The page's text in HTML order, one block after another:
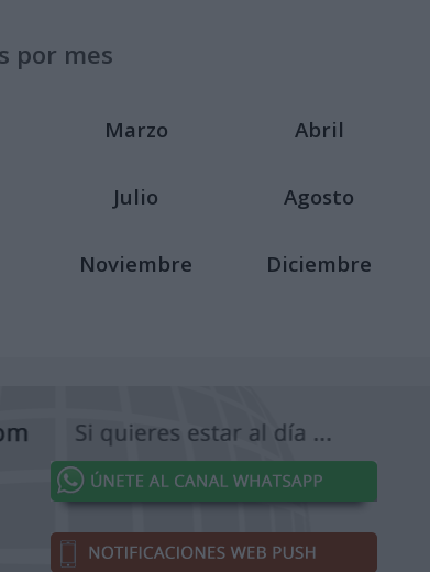
por mes
Marzo Abril
Julio Agosto
Noviembre Diciembre